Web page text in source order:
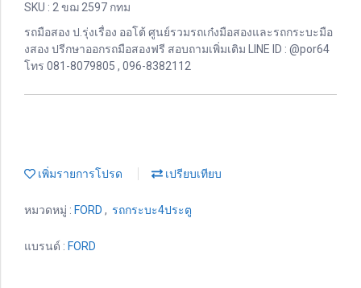
SKU : 2 ขฌ 2597 กทม
รถมือสอง ป.รุ่งเรื่อง ออโต้ ศูนย์รวมรถเก๋งมือสองและรถกระบะมือ
งสอง ปรีกษาออกรถมือสองฟรี สอบถามเพิ่มเติม LINE ID : @por64
โทร 081-8079805 , 096-8382112
เพิ่มรายการโปรด เปรียบเทียบ
หมวดหมู่ : FORD , รถกระบะ4ประตู
แบรนด์ : FORD